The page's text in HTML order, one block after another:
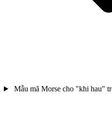
Mẫu mã Morse cho "khi hau"